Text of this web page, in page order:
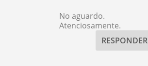
No aguardo.
Atenciosamente.
RESPONDER